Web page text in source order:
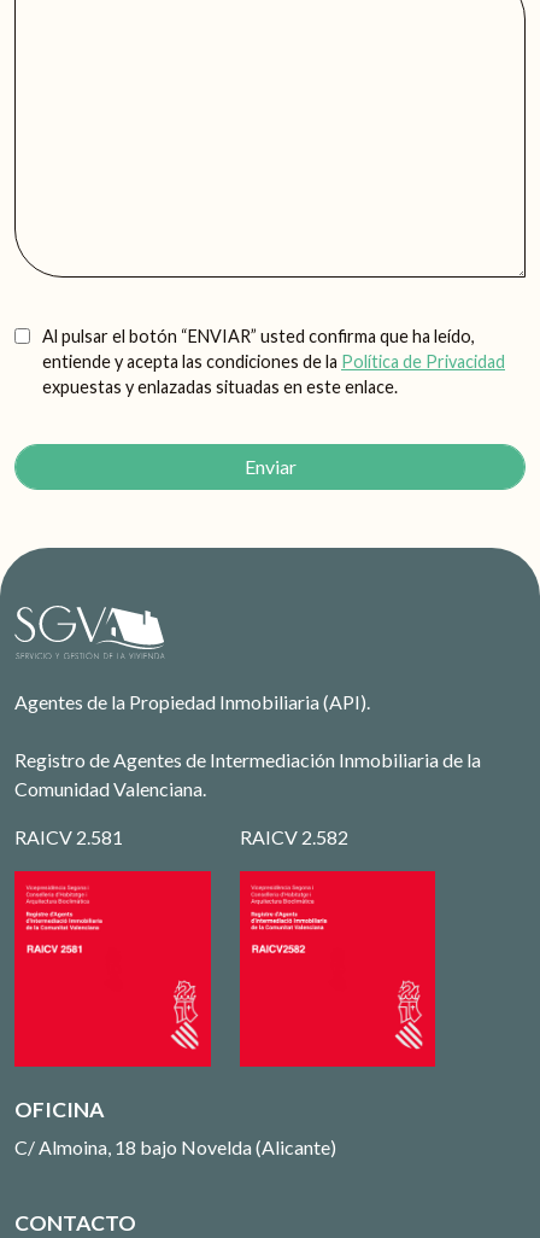
Al pulsar el botón “ENVIAR” usted confirma que ha leído,
entiende y acepta las condiciones de la Política de Privacidad
expuestas y enlazadas situadas en este enlace.
Agentes de la Propiedad Inmobiliaria (API).
Registro de Agentes de Intermediación Inmobiliaria de la
Comunidad Valenciana.
RAICV 2.581 RAICV 2.582
OFICINA
C/ Almoina, 18 bajo Novelda (Alicante)
CONTACTO